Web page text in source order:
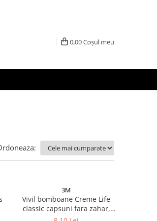
0,00Coșul meu
3M
Vivil bomboane Creme Life
classic capsuni fara zahar,
60g Zephyr Labs